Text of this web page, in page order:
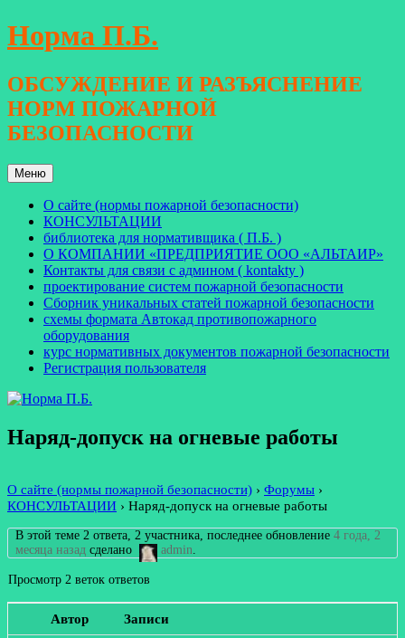
Перейти
к
Норма П.Б.
ОБСУЖДЕНИЕ И РАЗЪЯСНЕНИЕ
НОРМ ПОЖАРНОЙ
БЕЗОПАСНОСТИ
Меню
О сайте (нормы пожарной безопасности)
КОНСУЛЬТАЦИИ
библиотека для нормативщика ( П.Б. )
О КОМПАНИИ «ПРЕДПРИЯТИЕ ООО «АЛЬТАИР»
Контакты для связи с админом ( kontakty )
проектирование систем пожарной безопасности
Сборник уникальных статей пожарной безопасности
схемы формата Автокад противопожарного
оборудования
курс нормативных документов пожарной безопасности
Регистрация пользователя
Наряд-допуск на огневые работы
О сайте (нормы пожарной безопасности) › Форумы ›
КОНСУЛЬТАЦИИ › Наряд-допуск на огневые работы
В этой теме 2 ответа, 2 участника, последнее обновление4 года, 2
месяца назад сделано admin
Просмотр 2 веток ответов
Автор Записи